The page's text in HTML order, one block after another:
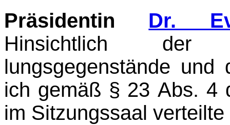
Präsidentin Dr.
Hinsichtlich der
lungsgegenstände und
ich gemäß § 23 Abs. 4
im Sitzungssaal